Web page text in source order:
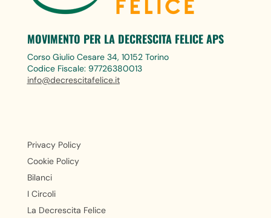
MOVIMENTO PER LA DECRESCITA FELICE APS
Corso Giulio Cesare 34, 10152 Torino
Codice Fiscale: 97726380013
info@decrescitafelice.it
Privacy Policy
Cookie Policy
Bilanci
I Circoli
La Decrescita Felice